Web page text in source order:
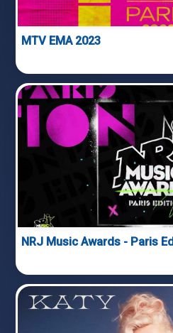
MTV EMA 2023
NRJ Music Awards - Paris